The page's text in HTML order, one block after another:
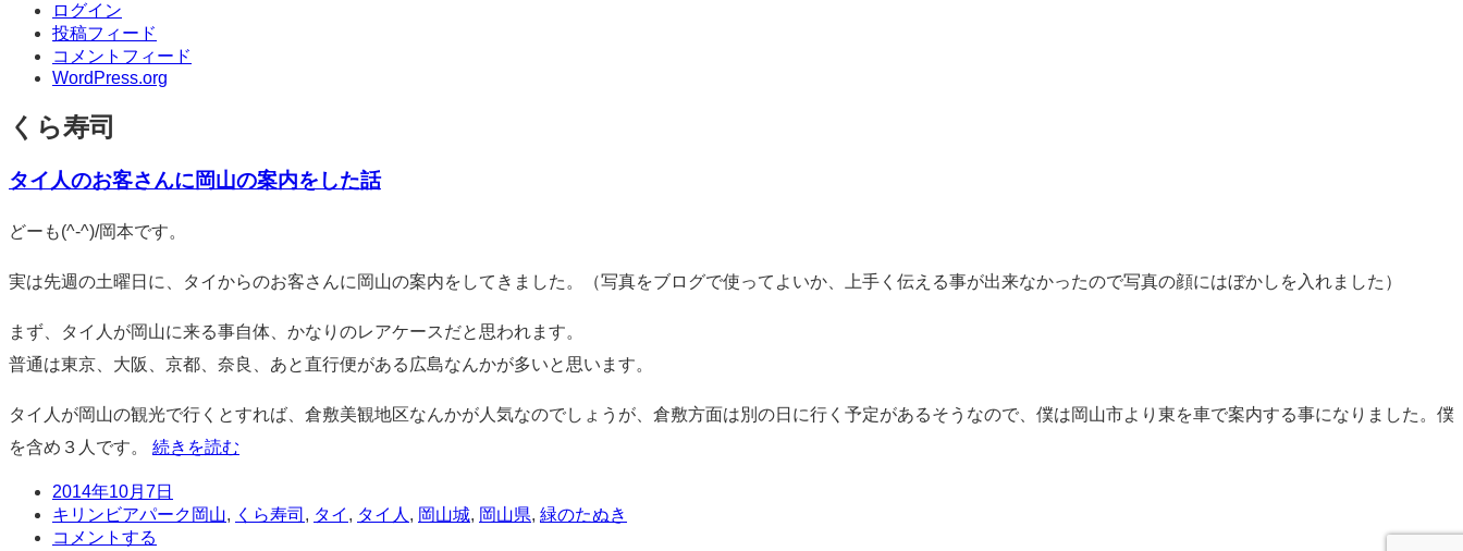
ログイン
投稿フィード
コメントフィード
WordPress.org
くら寿司
タイ人のお客さんに岡山の案内をした話
標
どーも(^-^)/岡本です。
実は先週の土曜日に、タイからのお客さんに岡山の案内をしてきました。（写真をブログで使ってよいか、上手く伝える事が出来なかったので写真の顔にはぼかしを入れました）
まず、タイ人が岡山に来る事自体、かなりのレアケースだと思われます。
普通は東京、大阪、京都、奈良、あと直行便がある広島なんかが多いと思います。
タイ人が岡山の観光で行くとすれば、倉敷美観地区なんかが人気なのでしょうが、倉敷方面は別の日に行く予定があるそうなので、僕は岡山市より東を車で案内する事になりました。僕
を含め３人です。
続きを読む
日
時
2014年10月7日
タ
グ
キリンビアパーク岡山, くら寿司 , タイ , タイ人 , 岡山城, 岡山県, 緑のたぬき
コ
コメントする